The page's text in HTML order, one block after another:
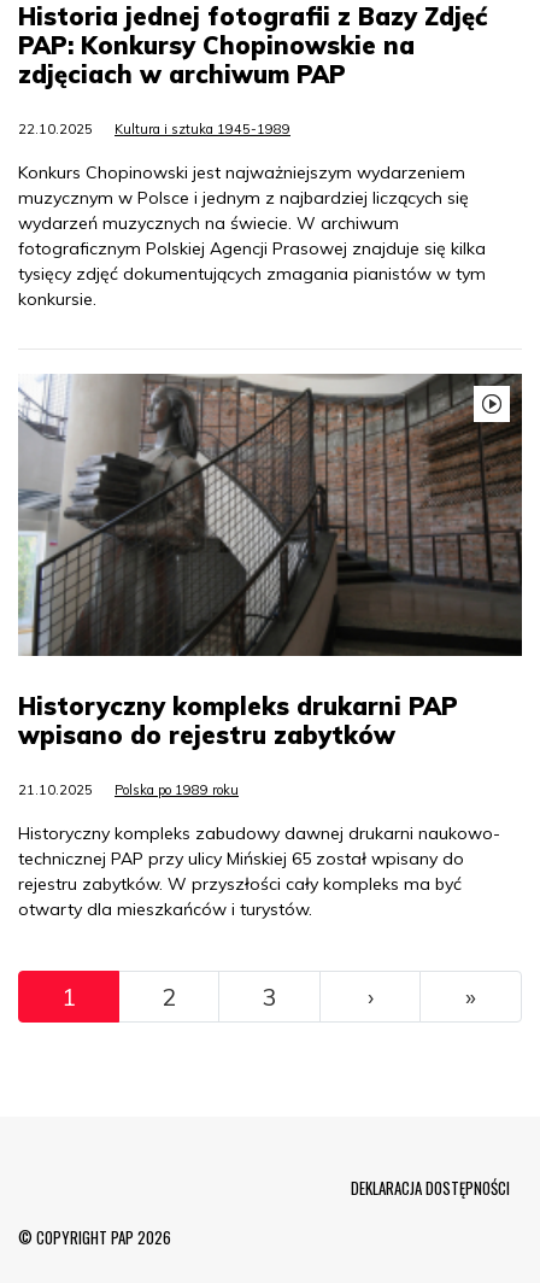
Historia jednej fotografii z Bazy Zdjęć
PAP: Konkursy Chopinowskie na
zdjęciach w archiwum PAP
22.10.2025 Kultura i sztuka 1945-1989
Konkurs Chopinowski jest najważniejszym wydarzeniem
muzycznym w Polsce i jednym z najbardziej liczących się
wydarzeń muzycznych na świecie. W archiwum
fotograficznym Polskiej Agencji Prasowej znajduje się kilka
tysięcy zdjęć dokumentujących zmagania pianistów w tym
konkursie.
Historyczny kompleks drukarni PAP
wpisano do rejestru zabytków
21.10.2025 Polska po 1989 roku
Historyczny kompleks zabudowy dawnej drukarni naukowo-
technicznej PAP przy ulicy Mińskiej 65 został wpisany do
rejestru zabytków. W przyszłości cały kompleks ma być
otwarty dla mieszkańców i turystów.
Pagination
1 2 3 ››› »
© COPYRIGHT PAP 2026
DEKLARACJA DOSTĘPNOŚCI